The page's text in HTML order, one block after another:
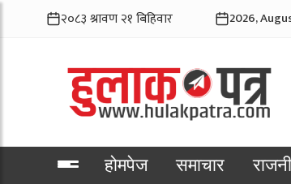
2026,
होमपेज समाचार